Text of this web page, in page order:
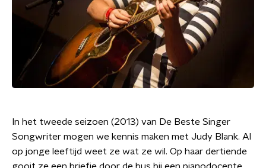
In het tweede seizoen (2013) van De Beste Singer
Songwriter mogen we kennis maken met Judy Blank. Al
op jonge leeftijd weet ze wat ze wil. Op haar dertiende